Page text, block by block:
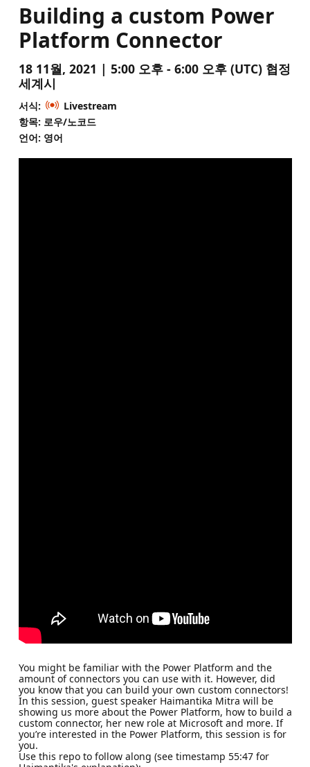
Building a custom Power
Platform Connector
18 11월, 2021 | 5:00 오후 - 6:00 오후 (UTC) 협정
세계시
서식:
Livestream
항목: 로우/노코드
언어: 영어
You might be familiar with the Power Platform and the
amount of connectors you can use with it. However, did
you know that you can build your own custom connectors!
In this session, guest speaker Haimantika Mitra will be
showing us more about the Power Platform, how to build a
custom connector, her new role at Microsoft and more. If
you’re interested in the Power Platform, this session is for
you.
Use this repo to follow along (see timestamp 55:47 for